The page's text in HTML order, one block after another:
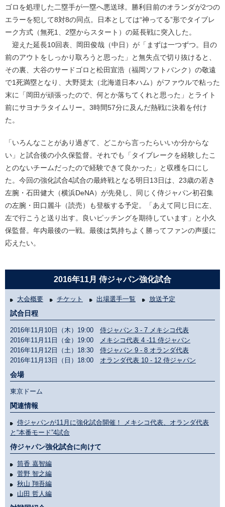
ゴロを処理した二塁手が一塁へ悪送球。勝利目前のオランダが2つの
エラーを犯して8対8の同点。日本としては“神ってる”形でタイブレ
ーク方式（無死1、2塁からスタート）の延長戦に突入した。
迎えた延長10回表、岡田俊哉（中日）が「まずは一つずつ。目の
前のアウトをしっかり取ろうと思った」と無失点で切り抜けると、
その裏、大谷のサードゴロと松田宣浩（福岡ソフトバンク）の敬遠
で1死満塁となり、大野奨太（北海道日本ハム）がファウルで粘った
末に「岡田が頑張ったので、何とか落ちてくれと思った」とライト
前にサヨナラタイムリー。3時間57分に及んだ熱戦に決着を付け
た。
「いろんなことがあり過ぎて、どこから言ったらいいか分からな
い」と試合後の小久保監督。それでも「タイブレークを経験したこ
とのないチームだったので経験できて良かった」と収穫を口にし
た。今回の強化試合4試合の最終戦となる明日13日は、23歳の若き
左腕・石田健大（横浜DeNA）が先発し、同じく侍ジャパン初召集
の左腕・田口麗斗（読売）も登板する予定。「あえて同じ日に左、
左で行こうと送り出す。良いピッチングを期待しています」と小久
保監督。年内最後の一戦。最後は気持ちよく勝ってファンの声援に
応えたい。
2016年11月 侍ジャパン強化試合
大会概要 チケット 出場選手一覧 放送予定
試合日程
2016年11月10日（木）19:00 侍ジャパン 3 - 7 メキシコ代表
2016年11月11日（金）19:00
メキシコ代表 4 -11 侍ジャパン
2016年11月12日（土）18:30 侍ジャパン 9 - 8 オランダ代表
2016年11月13日（日）18:00 オランダ代表 10 - 12 侍ジャパン
会場
東京ドーム
関連情報
侍ジャパンが11月に強化試合開催！ メキシコ代表、オランダ代表
と“本番モード”4試合
侍ジャパン強化試合に向けて
筒香 嘉智編
菅野 智之編
秋山 翔吾編
山田 哲人編